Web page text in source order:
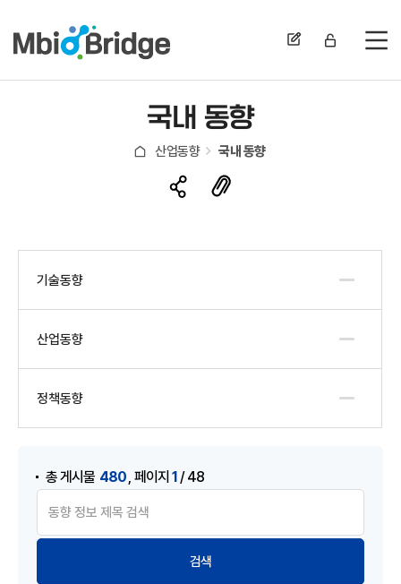
전
국내 동향
산업동향 국내 동향
기술동향
산업동향
정책동향
총 게시물 480 ,페이지1/ 48